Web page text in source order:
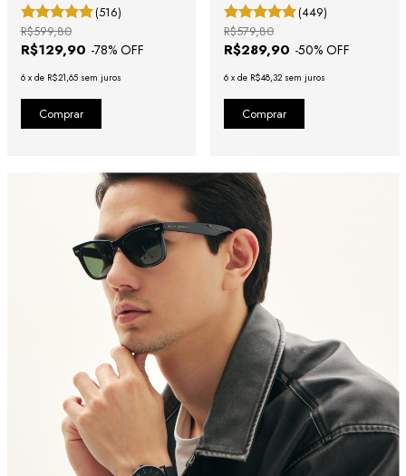
(516)
R$129,90 -78% OFF
R$599,80
6 x de R$21,65 sem juros
(449)
R$289,90 -50% OFF
R$579,80
6 x de R$48,32 sem juros